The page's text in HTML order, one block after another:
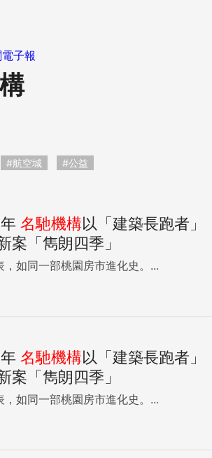
子報
#航空城 #公益
名馳機構以「建築長跑者」
案「雋朗四季」
，如同一部桃園房市進化史。...
名馳機構以「建築長跑者」
案「雋朗四季」
，如同一部桃園房市進化史。...